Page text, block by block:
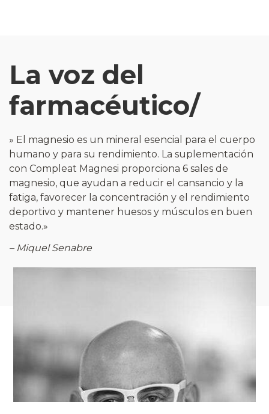
La voz del
farmacéutico/
» El magnesio es un mineral esencial para el cuerpo
humano y para su rendimiento. La suplementación
con Compleat Magnesi proporciona 6 sales de
magnesio, que ayudan a reducir el cansancio y la
fatiga, favorecer la concentración y el rendimiento
deportivo y mantener huesos y músculos en buen
estado.»
– Miquel Senabre